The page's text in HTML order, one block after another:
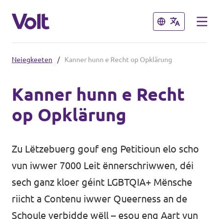
Zoumaachen
Lëtzebuergesch
Volt an anere Länner
🇩🇪 Volt Deutschland
🇫🇷 Volt France
Zoumaachen
Eis Politik
Iwwer Volt
Leit
Neiegkeeten
Neiegkeeten / Kanner hunn e Recht op Opklärung
Kanner hunn e Recht
op Opklärung
Zu Lëtzebuerg gouf eng Petitioun elo scho
vun iwwer 7000 Leit ënnerschriwwen, déi
sech ganz kloer géint LGBTQIA+ Mënsche
riicht a Contenu iwwer Queerness an de
Schoule verbidde wëll – esou eng Aart vun